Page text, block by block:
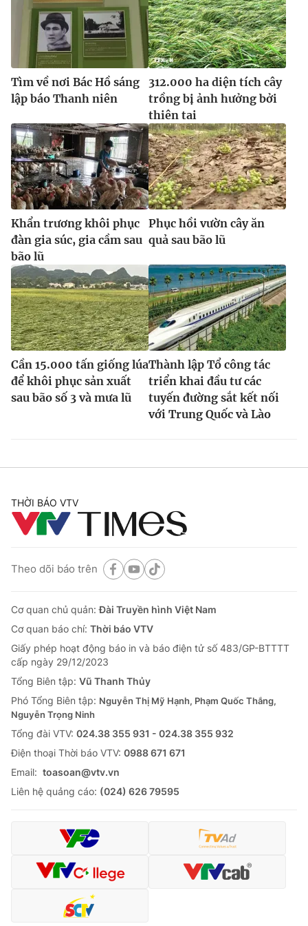
Tìm về nơi Bác Hồ sáng
lập báo Thanh niên
312.000 ha diện tích cây
trồng bị ảnh hưởng bởi
thiên tai
Khẩn trương khôi phục
đàn gia súc, gia cầm sau
bão lũ
Phục hồi vườn cây ăn
quả sau bão lũ
Cần 15.000 tấn giống lúa
để khôi phục sản xuất
sau bão số 3 và mưa lũ
Thành lập Tổ công tác
triển khai đầu tư các
tuyến đường sắt kết nối
với Trung Quốc và Lào
THỜI BÁO VTV
Theo dõi báo trên
Cơ quan chủ quản:Đài Truyền hình Việt Nam
Cơ quan báo chí: Thời báo VTV
Giấy phép hoạt động báo in và báo điện tử số 483/GP-BTTTT
cấp ngày 29/12/2023
Tổng Biên tập: Vũ Thanh Thủy
Phó Tổng Biên tập: Nguyễn Thị Mỹ Hạnh, Phạm Quốc Thắng,
Nguyễn Trọng Ninh
Tổng đài VTV: 024.38 355 931 - 024.38 355 932
Ðiện thoại Thời báo VTV: 0988 671 671
Email: toasoan@vtv.vn
Liên hệ quảng cáo: (024) 626 79595